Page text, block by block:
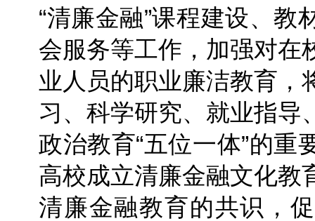
“清廉金融”课程建设、教
会服务等工作，加强对在
业人员的职业廉洁教育，
习、科学研究、就业指导
政治教育“五位一体”的重
高校成立清廉金融文化教
清廉金融教育的共识，